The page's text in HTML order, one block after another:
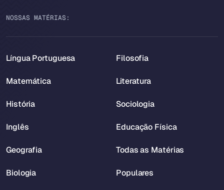
NOSSAS MATÉRIAS:
Língua Portuguesa
Matemática
História
Inglês
Geografia
Biologia
Filosofia
Literatura
Sociologia
Educação Física
Todas as Matérias
Populares